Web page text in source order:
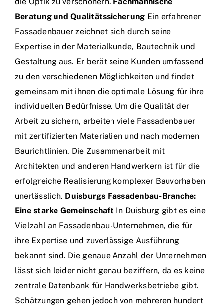
Beratung und Qualitätssicherung Ein erfahrener
Fassadenbauer zeichnet sich durch seine
Expertise in der Materialkunde, Bautechnik und
Gestaltung aus. Er berät seine Kunden umfassend
zu den verschiedenen Möglichkeiten und findet
gemeinsam mit ihnen die optimale Lösung für ihre
individuellen Bedürfnisse. Um die Qualität der
Arbeit zu sichern, arbeiten viele Fassadenbauer
mit zertifizierten Materialien und nach modernen
Baurichtlinien. Die Zusammenarbeit mit
Architekten und anderen Handwerkern ist für die
erfolgreiche Realisierung komplexer Bauvorhaben
unerlässlich. Duisburgs Fassadenbau-Branche:
Eine starke Gemeinschaft In Duisburg gibt es eine
Vielzahl an Fassadenbau-Unternehmen, die für
ihre Expertise und zuverlässige Ausführung
bekannt sind. Die genaue Anzahl der Unternehmen
lässt sich leider nicht genau beziffern, da es keine
zentrale Datenbank für Handwerksbetriebe gibt.
Schätzungen gehen jedoch von mehreren hundert